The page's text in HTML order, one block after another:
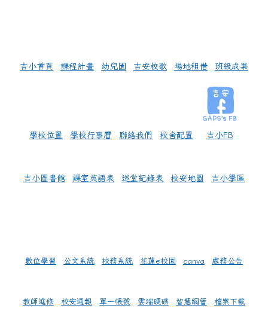
吉小首頁 課程計畫 幼兒園 吉安校歌 場地租借 班級成果
學校位置 學校行事曆 聯絡我們 校舍配置 吉小FB
吉小圖書館 課室英語表 巡堂紀錄表 校安地圖 吉小學區
數位學習 公文系統 校務系統 花蓮e校園 canva 處務公告
教師進修 校安通報 單一帳號 雲端硬碟 智慧網管 檔案下載